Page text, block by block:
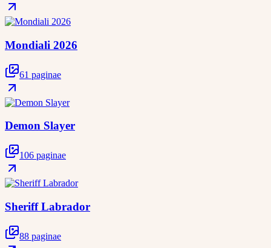
Mondiali 2026
61 paginae
Demon Slayer
106 paginae
Sheriff Labrador
88 paginae